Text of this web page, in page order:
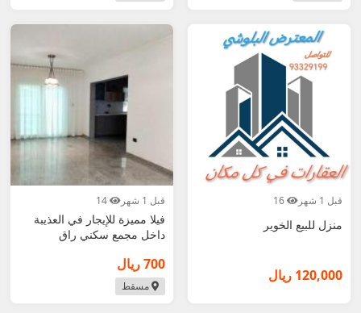
قبل 1 شهر
منزل للبيع الخوير
120,000 ريال
قبل 1 شهر
فيلا مميزة للإيجار في العذيبة
داخل مجمع سكني راق
700 ريال
مسقط